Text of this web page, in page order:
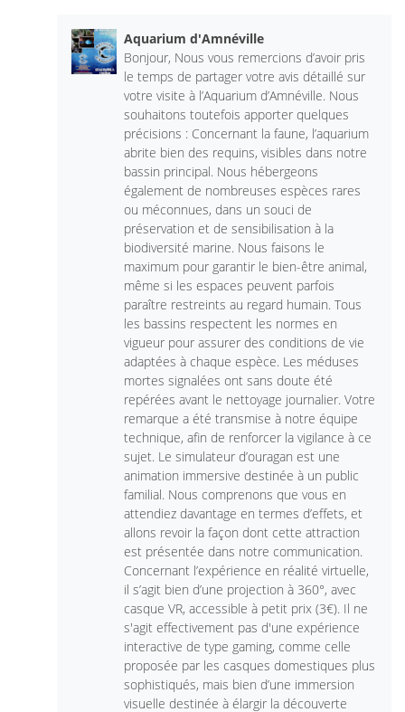
Aquarium d'Amnéville
Bonjour, Nous vous remercions d’avoir pris
le temps de partager votre avis détaillé sur
votre visite à l’Aquarium d’Amnéville. Nous
souhaitons toutefois apporter quelques
précisions : Concernant la faune, l’aquarium
abrite bien des requins, visibles dans notre
bassin principal. Nous hébergeons
également de nombreuses espèces rares
ou méconnues, dans un souci de
préservation et de sensibilisation à la
biodiversité marine. Nous faisons le
maximum pour garantir le bien-être animal,
même si les espaces peuvent parfois
paraître restreints au regard humain. Tous
les bassins respectent les normes en
vigueur pour assurer des conditions de vie
adaptées à chaque espèce. Les méduses
mortes signalées ont sans doute été
repérées avant le nettoyage journalier. Votre
remarque a été transmise à notre équipe
technique, afin de renforcer la vigilance à ce
sujet. Le simulateur d’ouragan est une
animation immersive destinée à un public
familial. Nous comprenons que vous en
attendiez davantage en termes d’effets, et
allons revoir la façon dont cette attraction
est présentée dans notre communication.
Concernant l’expérience en réalité virtuelle,
il s’agit bien d’une projection à 360°, avec
casque VR, accessible à petit prix (3€). Il ne
s'agit effectivement pas d'une expérience
interactive de type gaming, comme celle
proposée par les casques domestiques plus
sophistiqués, mais bien d’une immersion
visuelle destinée à élargir la découverte